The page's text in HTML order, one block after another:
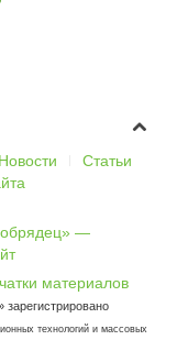
Новости
Статьи
—
материалов
зарегистрировано
технологий и массовых